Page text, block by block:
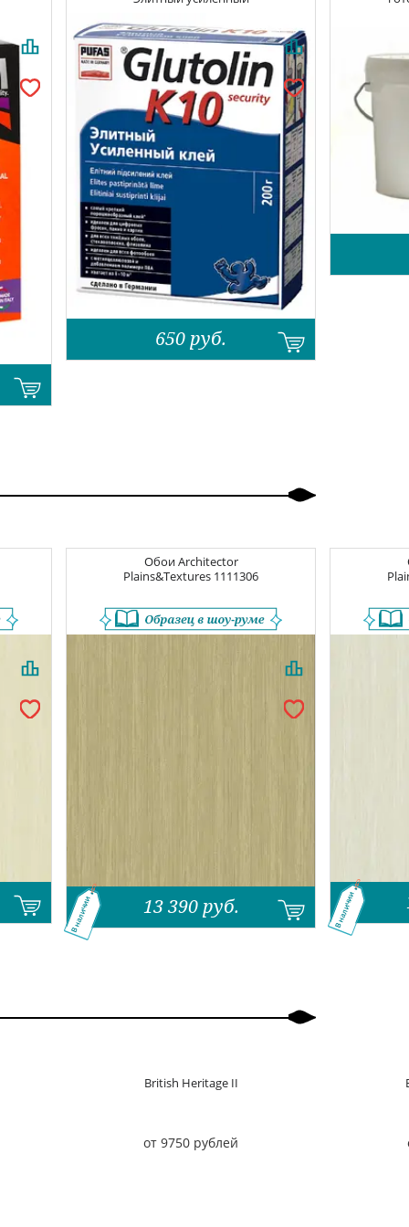
650 руб.
ОбоиArchitector
Plains&Textures 1111306
13 390 руб.
В наличии В наличии
British Heritage II
от 9750 рублей